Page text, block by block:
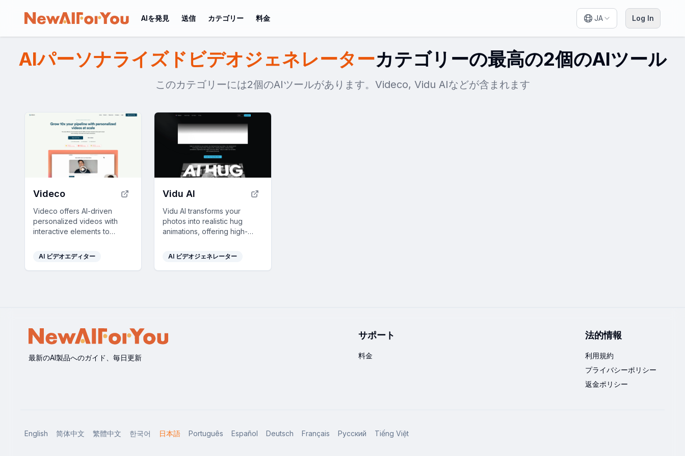
AIを発見 送信 カテゴリー 料金 JA Log In
AIパーソナライズドビデオジェネレーターカテゴリーの最高の2個のAIツール
このカテゴリーには2個のAIツールがあります。Videco, Vidu AIなどが含まれます
Videco
Videco offers AI-driven
personalized videos with
interactive elements to
and customer connections,
integrating seamlessly with
CRM and marketing tools.
AI ビデオエディター
Vidu AI
Vidu AI transforms your
photos into realistic hug
animations, offering high-
lightning-fast creation for
easy social sharing.
AI ビデオジェネレーター
最新のAI製品へのガイド、毎日更新
サポート
料金
法的情報
利用規約
プライバシーポリシー
返金ポリシー
English 简体中文 繁體中文 한국어 日本語 Português Español Deutsch Français Русский Tiếng Việt